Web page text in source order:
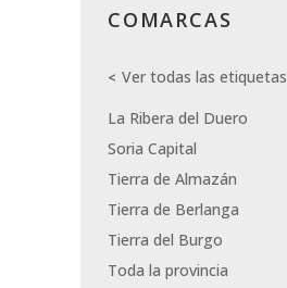
COMARCAS
Ver todas las etiquetas
La Ribera del Duero
Soria Capital
Tierra de Almazán
Tierra de Berlanga
Tierra del Burgo
Toda la provincia